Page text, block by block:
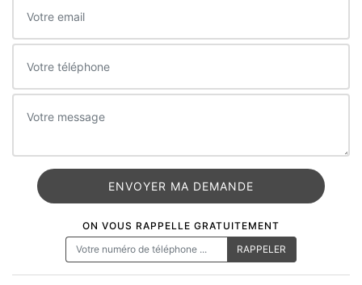
ON VOUS RAPPELLE GRATUITEMENT